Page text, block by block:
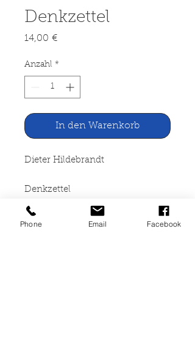
Denkzettel
14,00 €Preis
Anzahl *
In den Warenkorb
Dieter Hildebrandt
Denkzettel
Bertelsmann Club Gütersloh,
Phone Email Facebook